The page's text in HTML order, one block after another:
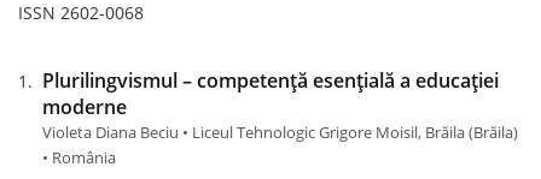
ISSN 2602-0068
Plurilingvismul – competență esențială a educației
moderne
Violeta Diana Beciu • Liceul Tehnologic Grigore Moisil, Brăila (Brăila)
• România